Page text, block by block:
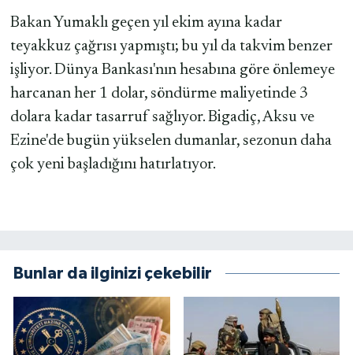
Bakan Yumaklı geçen yıl ekim ayına kadar
teyakkuz çağrısı yapmıştı; bu yıl da takvim benzer
işliyor. Dünya Bankası'nın hesabına göre önlemeye
harcanan her 1 dolar, söndürme maliyetinde 3
dolara kadar tasarruf sağlıyor. Bigadiç, Aksu ve
Ezine'de bugün yükselen dumanlar, sezonun daha
çok yeni başladığını hatırlatıyor.
Bunlar da ilginizi çekebilir